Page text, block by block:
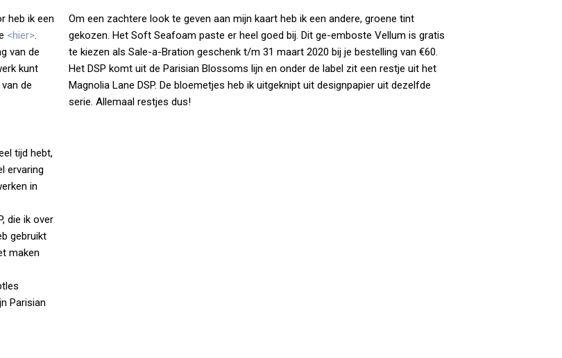
heb ik een
<hier>.
van de
kunt
de
tijd hebt,
ervaring
in
die ik over
gebruikt
maken
Parisian
Om een zachtere look te geven aan mijn kaart heb ik een andere, groene tint
gekozen. Het Soft Seafoam paste er heel goed bij. Dit ge-emboste Vellum is gratis
te kiezen als Sale-a-Bration geschenk t/m 31 maart 2020 bij je bestelling van €60.
Het DSP komt uit de Parisian Blossoms lijn en onder de label zit een restje uit het
Magnolia Lane DSP. De bloemetjes heb ik uitgeknipt uit designpapier uit dezelfde
serie. Allemaal restjes dus!